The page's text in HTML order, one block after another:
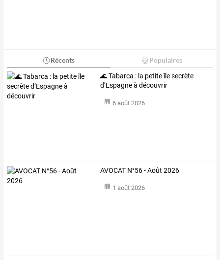
Récents Populaires
🌊 Tabarca : la petite île secrète
d’Espagne à découvrir
6 août 2026
AVOCAT N°56 - Août 2026
1 août 2026